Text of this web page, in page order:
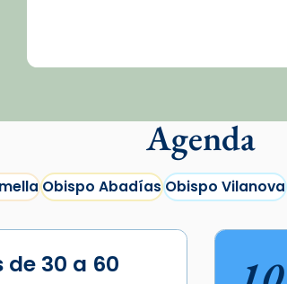
Agenda
Obispo AbadíasObispo Vilanova
30 a 60